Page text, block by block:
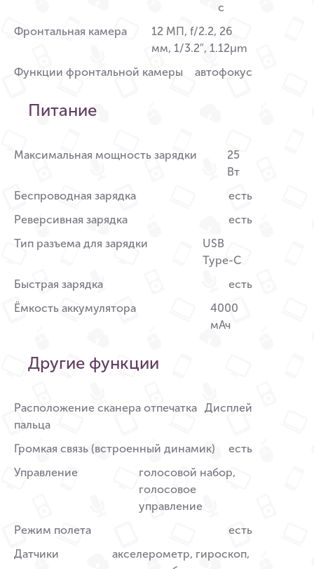
с
Фронтальная камера
12 МП, f/2.2, 26
мм, 1/3.2″, 1.12µm
Функции фронтальной камеры
автофокус
Питание
Максимальная мощность зарядки
25
Вт
Беспроводная зарядка
есть
Реверсивная зарядка
есть
Тип разъема для зарядки
USB
Type-C
Быстрая зарядка
есть
Ёмкость аккумулятора
4000
мАч
Другие функции
Расположение сканера отпечатка
пальца
Дисплей
Громкая связь (встроенный динамик)
есть
Управление
голосовой набор,
голосовое
управление
Режим полета
есть
Датчики
акселерометр, гироскоп,